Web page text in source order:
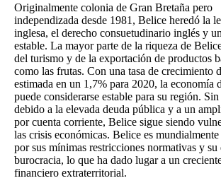
Originalmente colonia de Gran Bretaña pero
independizada desde 1981, Belice heredó la
inglesa, el derecho consuetudinario inglés y
estable. La mayor parte de la riqueza de
del turismo y de la exportación de productos
como las frutas. Con una tasa de crecimiento
estimada en un 1,7% para 2020, la economía
puede considerarse estable para su región.
debido a la elevada deuda pública y a un
por cuenta corriente, Belice sigue siendo
las crisis económicas. Belice es
por sus mínimas restricciones normativas y su
burocracia, lo que ha dado lugar a un
financiero extraterritorial.